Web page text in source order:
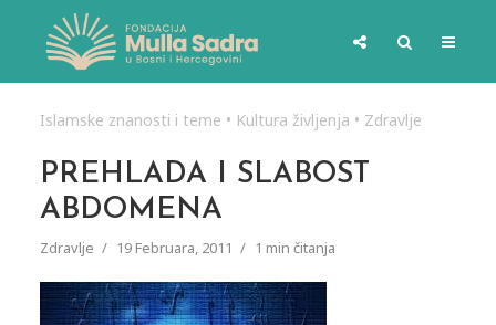
Islamske znanosti i teme • Kultura življenja • Zdravlje
PREHLADA I SLABOST
ABDOMENA
Zdravlje 19 Februara, 2011 1 min čitanja